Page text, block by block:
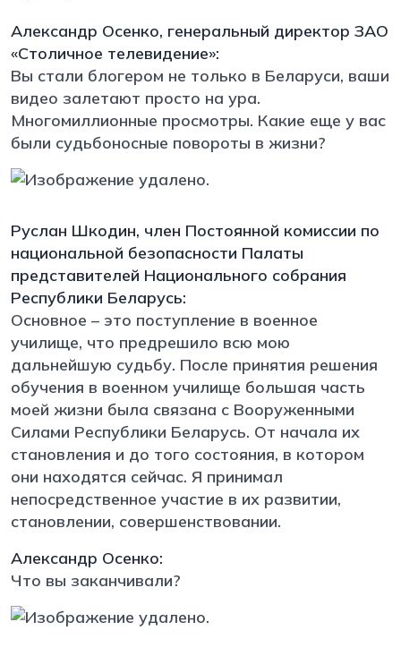
Александр Осенко, генеральный директор ЗАО
«Столичное телевидение»:
Вы стали блогером не только в Беларуси, ваши
видео залетают просто на ура.
Многомиллионные просмотры. Какие еще у вас
были судьбоносные повороты в жизни?
Руслан Шкодин, член Постоянной комиссии по
национальной безопасности Палаты
представителей Национального собрания
Республики Беларусь:
Основное – это поступление в военное
училище, что предрешило всю мою
дальнейшую судьбу. После принятия решения
обучения в военном училище большая часть
моей жизни была связана с Вооруженными
Силами Республики Беларусь. От начала их
становления и до того состояния, в котором
они находятся сейчас. Я принимал
непосредственное участие в их развитии,
становлении, совершенствовании.
Александр Осенко:
Что вы заканчивали?